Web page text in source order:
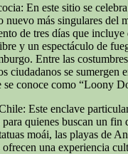
En este sitio se
nuevo más singulares del
de tres días que incluye
y un espectáculo de
Entre las
ciudadanos se sumergen
conoce como “Loony
Este enclave
quienes buscan un fin
moái, las playas de
ofrecen una experiencia